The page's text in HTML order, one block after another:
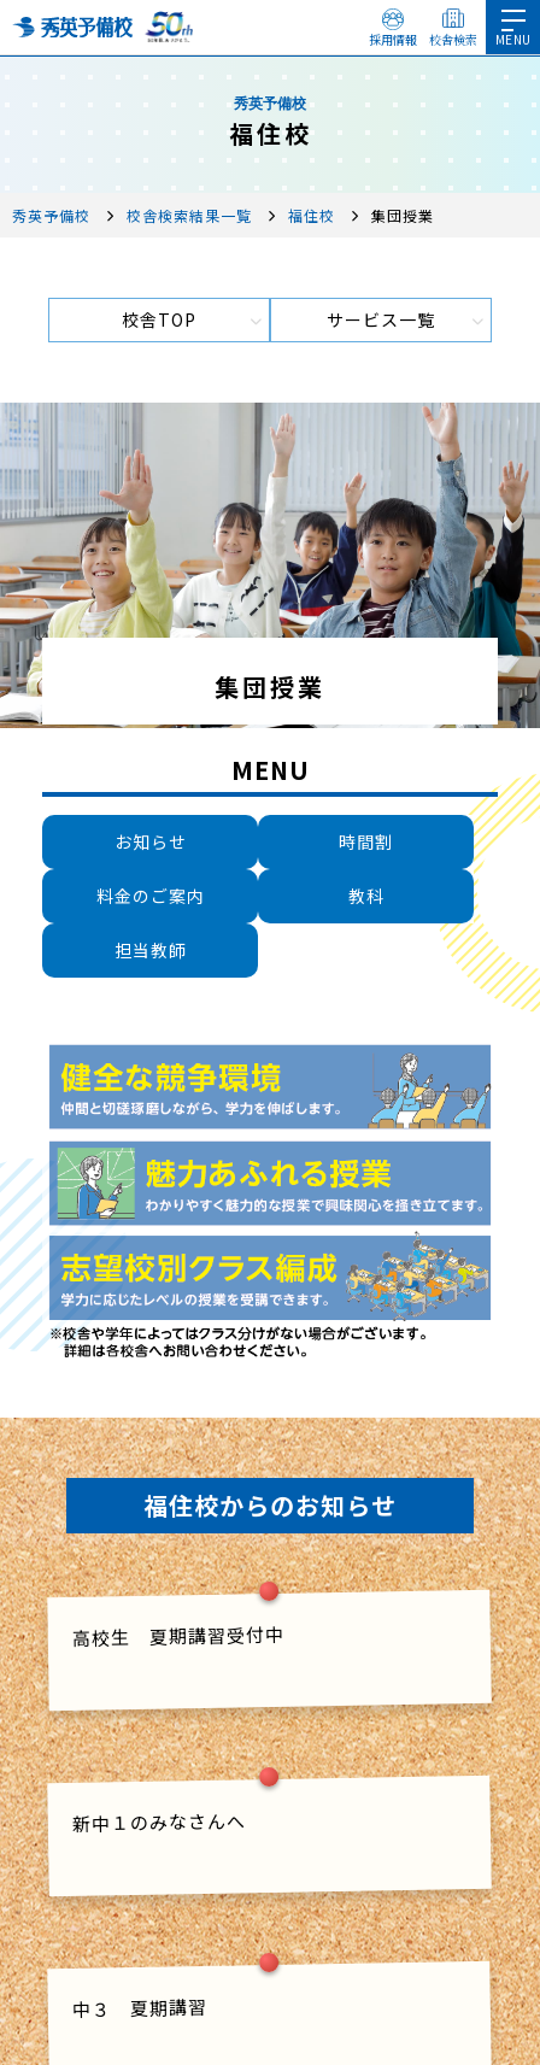
採用情報 校舎検索
秀英予備校
福住校
秀英予備校 校舎検索結果一覧 福住校 集団授業
校舎TOP サービス一覧
集団授業
MENU
お知らせ 時間割
料金のご案内 教科
担当教師
福住校からのお知らせ
高校生 夏期講習受付中
新中１のみなさんへ
中３ 夏期講習